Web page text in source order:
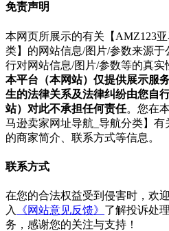
免责声明
本网页所展示的有关【AMZ123
类】的网站信息/图片/参数来源
行对网站信息/图片/参数等的真实
本平台（本网站）仅提供展示服
生的法律关系及法律纠纷由您自
站）对此不承担任何责任。您在
马逊卖家网址导航_导航分类】
的商家简介、联系方式等信息。
联系方式
在您的合法权益受到侵害时，欢
入
《网站意见反馈》 了解投诉处
务，感谢您的关注与支持！